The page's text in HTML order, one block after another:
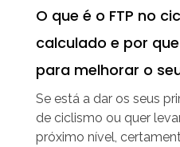
O que é o FTP no
calculado e por
para melhorar o
Se está a dar os seus
de ciclismo ou quer
próximo nível,